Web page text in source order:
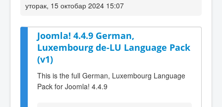
уторак, 15 октобар 2024 15:07
Joomla! 4.4.9 German,
Luxembourg de-LU Language Pack
(v1)
This is the full German, Luxembourg Language
Pack for Joomla! 4.4.9